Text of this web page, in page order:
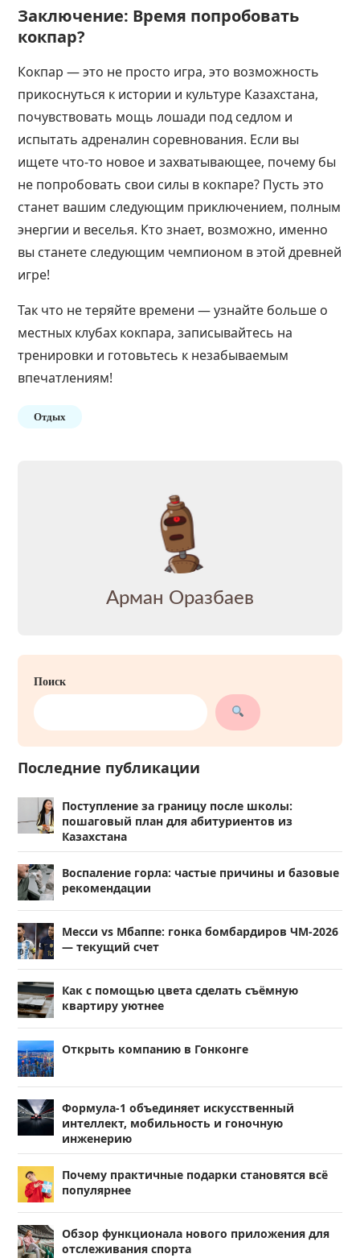
Заключение: Время попробовать
кокпар?
Кокпар — это не просто игра, это возможность
прикоснуться к истории и культуре Казахстана,
почувствовать мощь лошади под седлом и
испытать адреналин соревнования. Если вы
ищете что-то новое и захватывающее, почему бы
не попробовать свои силы в кокпаре? Пусть это
станет вашим следующим приключением, полным
энергии и веселья. Кто знает, возможно, именно
вы станете следующим чемпионом в этой древней
игре!
Так что не теряйте времени — узнайте больше о
местных клубах кокпара, записывайтесь на
тренировки и готовьтесь к незабываемым
впечатлениям!
Отдых
Арман Оразбаев
Поиск
Последние публикации
Поступление за границу после школы:
пошаговый план для абитуриентов из
Казахстана
Воспаление горла: частые причины и базовые
рекомендации
Месси vs Мбаппе: гонка бомбардиров ЧМ-2026
— текущий счет
Как с помощью цвета сделать съёмную
квартиру уютнее
Открыть компанию в Гонконге
Формула-1 объединяет искусственный
интеллект, мобильность и гоночную
инженерию
Почему практичные подарки становятся всё
популярнее
Обзор функционала нового приложения для
отслеживания спорта